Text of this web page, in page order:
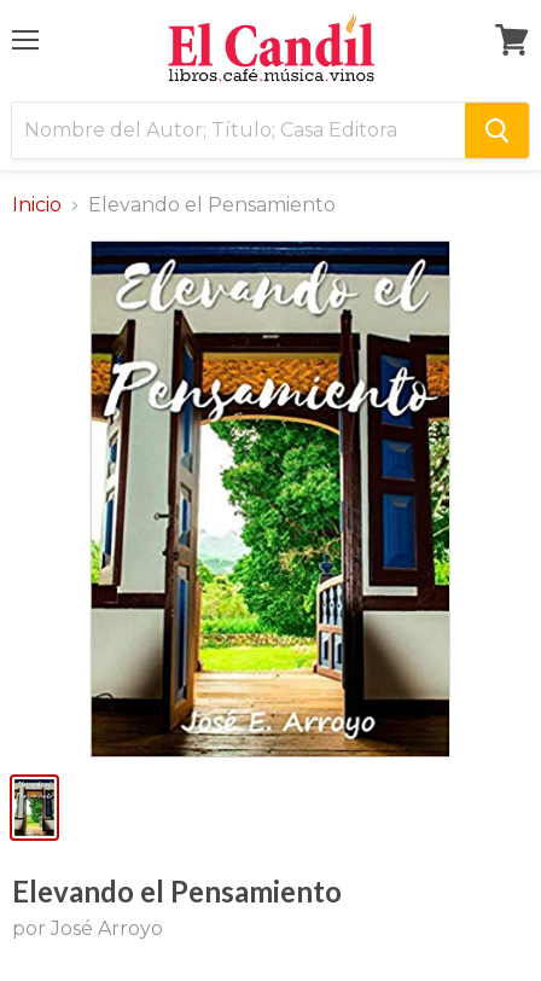
Inicio Elevando el Pensamiento
Elevando el Pensamiento
por José Arroyo